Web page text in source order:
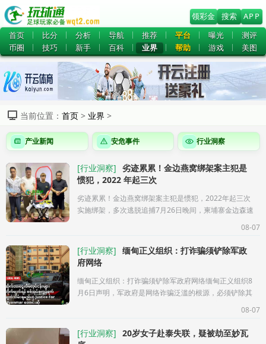
领彩金 搜索
APP
首页
比分 分析 导航 推荐 平台 曝光
测评
币圈
技巧 新手 百科 业界 帮助 游戏 美图
当前位置： 首页 > 业界 >
产业新闻 安危事件 行业洞察
[行业洞察] 劣迹累累！金边燕窝绑架案主犯是
惯犯，2022 年起三次
劣迹累累！金边燕窝绑架案主犯是惯犯，2022年起三次
实施绑架，多次逃脱追捕7月26日晚间，柬埔寨金边森速
08-07
[行业洞察] 缅甸正义组织：打诈骗须铲除军政
府网络
缅甸正义组织：打诈骗须铲除军政府网络缅甸正义组织8
月6日声明，军政府是网络诈骗泛滥的根源，必须铲除其
08-07
[行业洞察] 20岁女子赴泰失联，疑被劫至妙瓦